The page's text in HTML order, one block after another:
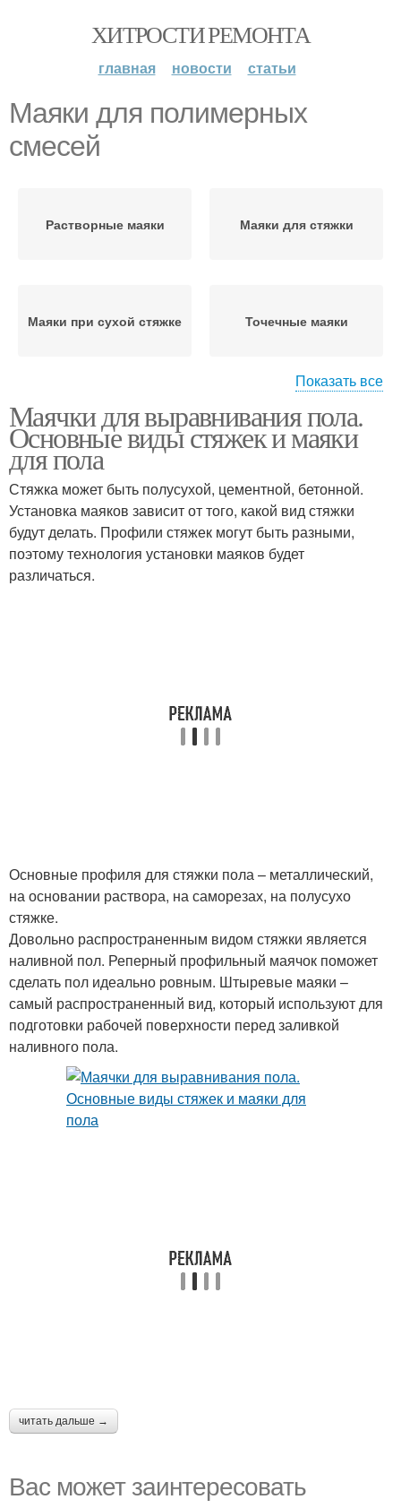
ХИТРОСТИ РЕМОНТА
главная новости статьи
Маяки для полимерных
смесей
Растворные маяки Маяки для стяжки
Маяки при сухой стяжке Точечные маяки
Маяки из саморезов Пластиковые маяки
Реперные маяки Маяки для заливки
Показать все
Маячки для выравнивания пола.
Основные виды стяжек и маяки
для пола
Стяжка может быть полусухой, цементной, бетонной.
Установка маяков зависит от того, какой вид стяжки
будут делать. Профили стяжек могут быть разными,
поэтому технология установки маяков будет
различаться.
Основные профиля для стяжки пола – металлический,
на основании раствора, на саморезах, на полусухо
стяжке.
Довольно распространенным видом стяжки является
наливной пол. Реперный профильный маячок поможет
сделать пол идеально ровным. Штыревые маяки –
самый распространенный вид, который используют для
подготовки рабочей поверхности перед заливкой
наливного пола.
читать дальше →
Вас может заинтересовать